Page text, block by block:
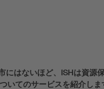
にはないほど、ISHは資源
いてのサービスを紹介しま